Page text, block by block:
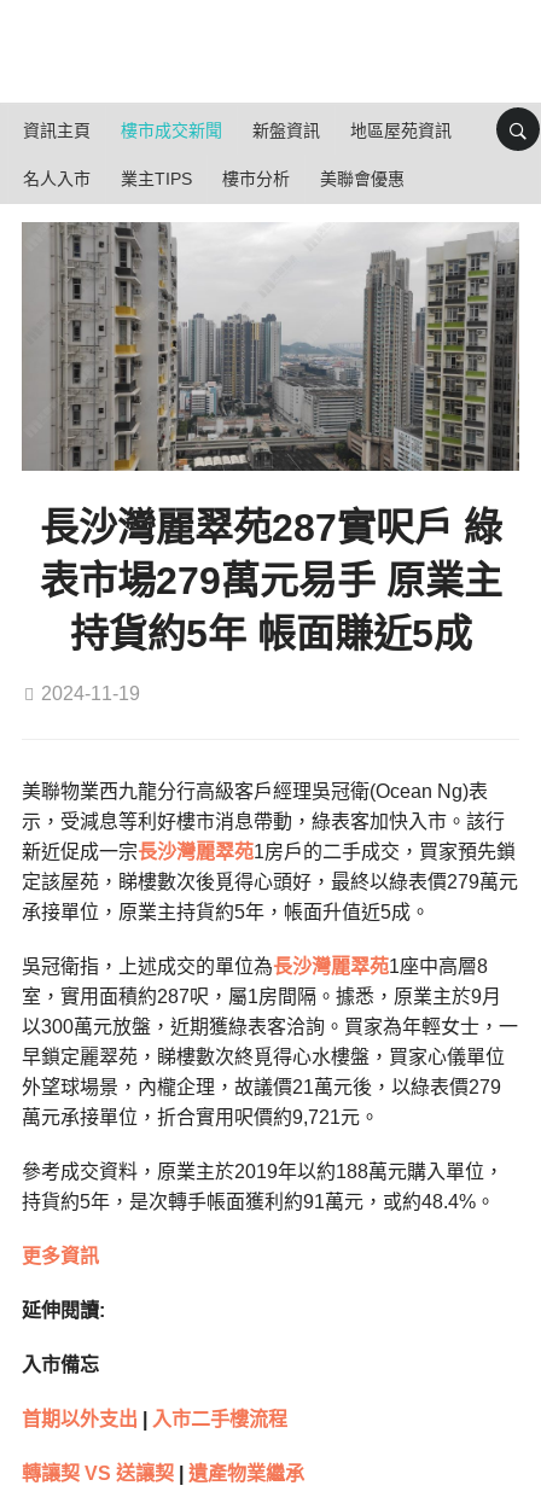
資訊主頁 樓市成交新聞 新盤資訊 地區屋苑資訊
名人入市 業主TIPS 樓市分析 美聯會優惠
長沙灣麗翠苑287實呎戶 綠
表市場279萬元易手 原業主
持貨約5年 帳面賺近5成
2024-11-19
美聯物業西九龍分行高級客戶經理吳冠衛(Ocean Ng)表
示，受減息等利好樓市消息帶動，綠表客加快入市。該行
新近促成一宗長沙灣麗翠苑1房戶的二手成交，買家預先鎖
定該屋苑，睇樓數次後覓得心頭好，最終以綠表價279萬元
承接單位，原業主持貨約5年，帳面升值近5成。
吳冠衛指，上述成交的單位為長沙灣麗翠苑1座中高層8
室，實用面積約287呎，屬1房間隔。據悉，原業主於9月
以300萬元放盤，近期獲綠表客洽詢。買家為年輕女士，一
早鎖定麗翠苑，睇樓數次終覓得心水樓盤，買家心儀單位
外望球場景，內櫳企理，故議價21萬元後，以綠表價279
萬元承接單位，折合實用呎價約9,721元。
參考成交資料，原業主於2019年以約188萬元購入單位，
持貨約5年，是次轉手帳面獲利約91萬元，或約48.4%。
更多資訊
延伸閱讀:
入市備忘
首期以外支出 入市二手樓流程
轉讓契 VS 送讓契| 遺產物業繼承